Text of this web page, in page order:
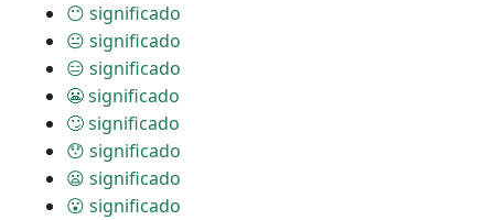
😶 significado
😐 significado
😑 significado
😬 significado
🙄 significado
😯 significado
😦 significado
😮 significado